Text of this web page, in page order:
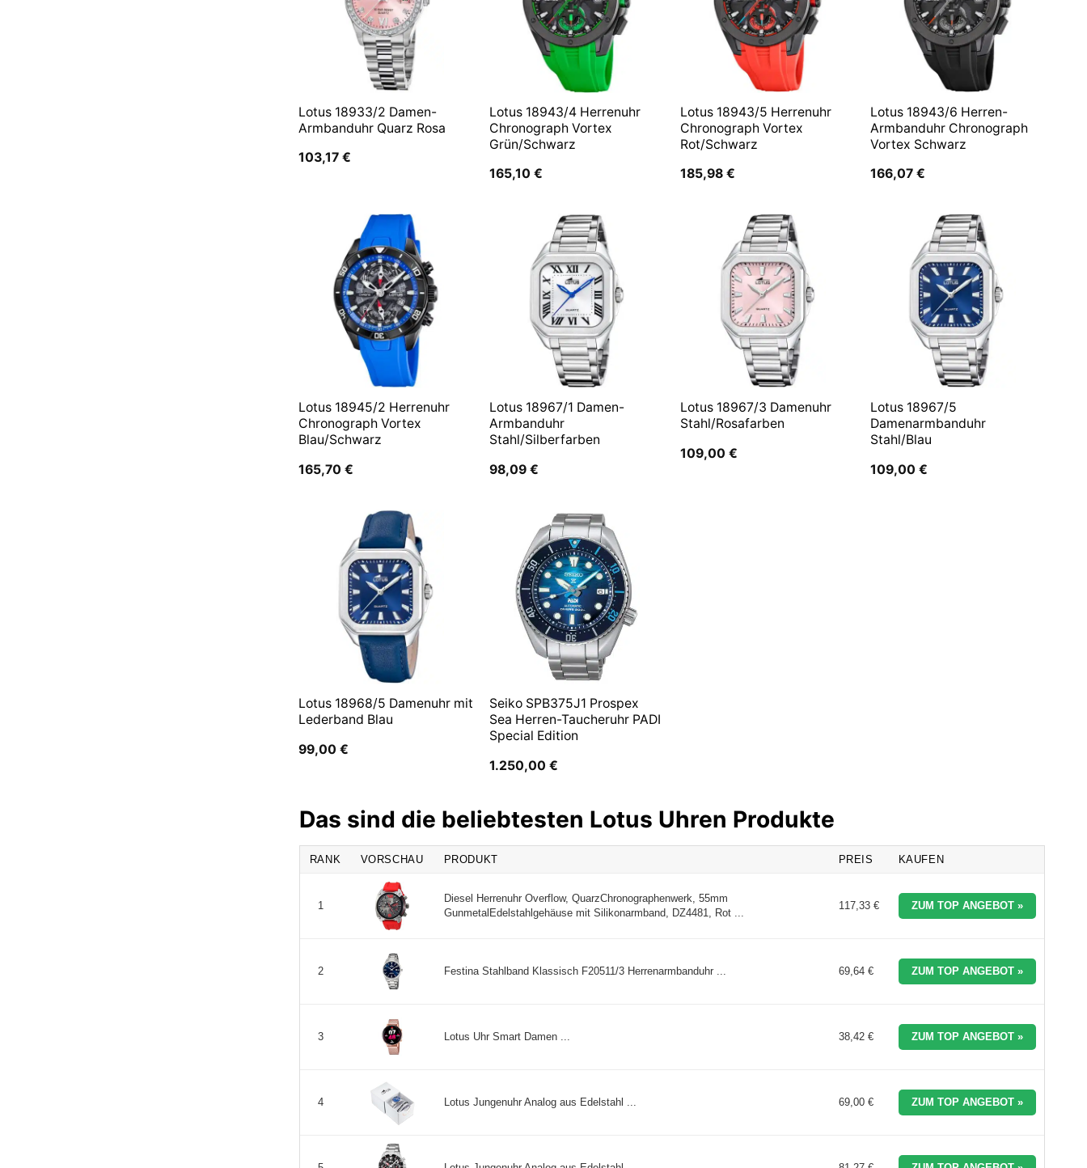
Lotus 18933/2 Damen-
Armbanduhr Quarz Rosa
103,17€
Lotus 18943/4 Herrenuhr
Chronograph Vortex
Grün/Schwarz
165,10 €
Lotus 18943/5 Herrenuhr
Chronograph Vortex
Rot/Schwarz
185,98 €
Lotus 18943/6 Herren-
Armbanduhr Chronograph
Vortex Schwarz
166,07€
Lotus 18945/2 Herrenuhr
Chronograph Vortex
Blau/Schwarz
165,70€
Lotus 18967/1 Damen-
Armbanduhr
Stahl/Silberfarben
98,09 €
Lotus 18967/3 Damenuhr
Stahl/Rosafarben
109,00 €
Lotus 18967/5
Damenarmbanduhr
Stahl/Blau
109,00€
Lotus 18968/5 Damenuhr mit
Lederband Blau
99,00€
Seiko SPB375J1 Prospex
Sea Herren-Taucheruhr PADI
Special Edition
1.250,00 €
Das sind die beliebtesten Lotus Uhren Produkte
RANK VORSCHAU PRODUKT PREIS KAUFEN
1
Diesel Herrenuhr Overflow, QuarzChronographenwerk, 55mm
GunmetalEdelstahlgehäuse mit Silikonarmband, DZ4481, Rot ...
117,33 € ZUM TOP ANGEBOT »
2 Festina Stahlband Klassisch F20511/3 Herrenarmbanduhr ... 69,64 € ZUM TOP ANGEBOT »
3 Lotus Uhr Smart Damen ... 38,42 € ZUM TOP ANGEBOT »
4 Lotus Jungenuhr Analog aus Edelstahl ... 69,00 € ZUM TOP ANGEBOT »